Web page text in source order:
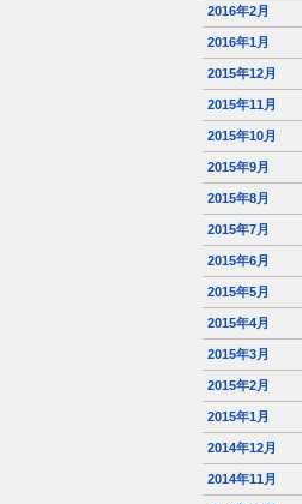
2016年2月
2016年1月
2015年12月
2015年11月
2015年10月
2015年9月
2015年8月
2015年7月
2015年6月
2015年5月
2015年4月
2015年3月
2015年2月
2015年1月
2014年12月
2014年11月